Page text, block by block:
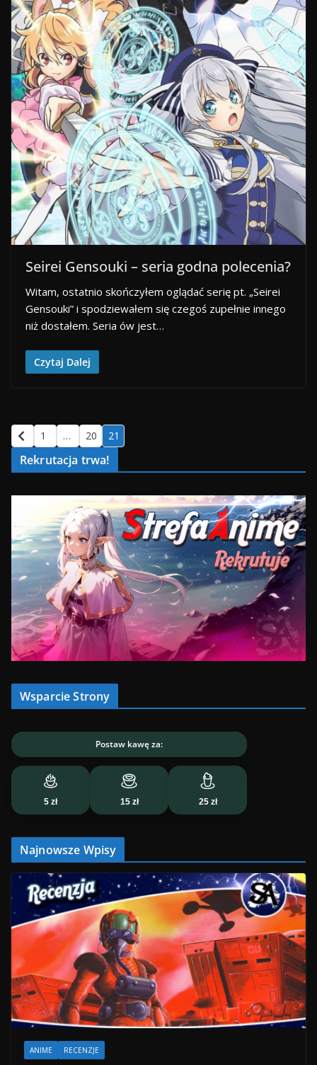
Seirei Gensouki – seria godna polecenia?
Witam, ostatnio skończyłem oglądać serię pt. „Seirei
Gensouki” i spodziewałem się czegoś zupełnie innego
niż dostałem. Seria ów jest…
Czytaj Dalej
1 … 20 21
Rekrutacja trwa!
Wsparcie Strony
Postaw kawę za:
5 zł 15 zł 25 zł
Najnowsze Wpisy
ANIME RECENZJE